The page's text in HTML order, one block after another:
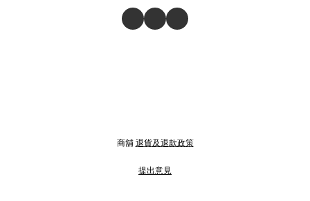
商舖 退貨及退款政策
提出意見